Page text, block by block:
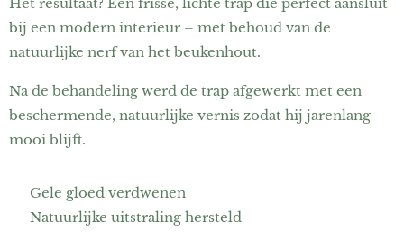
bij een modern interieur – met behoud van de
natuurlijke nerf van het beukenhout.
Na de behandeling werd de trap afgewerkt met een
beschermende, natuurlijke vernis zodat hij jarenlang
mooi blijft.
🔹 Gele gloed verdwenen
🔹 Natuurlijke uitstraling hersteld